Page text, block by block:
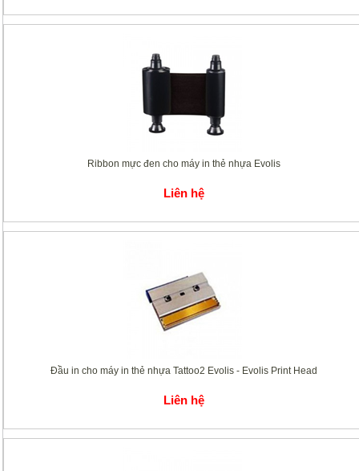
Ribbon mực đen cho máy in thẻ nhựa Evolis
Liên hệ
Đầu in cho máy in thẻ nhựa Tattoo2 Evolis - Evolis Print Head
Liên hệ